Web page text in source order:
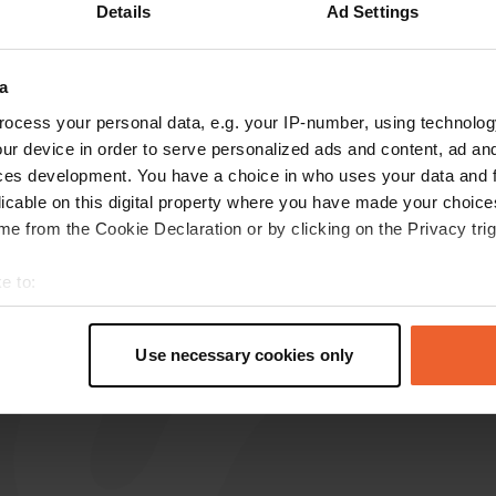
Details Ad Settings
your personal data, e.g. your IP-number, using
device in order to serve personalized ads and content, ad
development. You have a choice in who uses your data and
on this digital property where you have made your
from the Cookie Declaration or by clicking on the Privacy
to:
geographical location which can be accurate to within
personal data is processed and set your preferences in the
content and ads, to provide social media features and to
Use necessary cookies only
de reviews
S Skobberdebonk
jun. 2026
Kunnen ook nog tentjes staan. Prima voor 1
nacht